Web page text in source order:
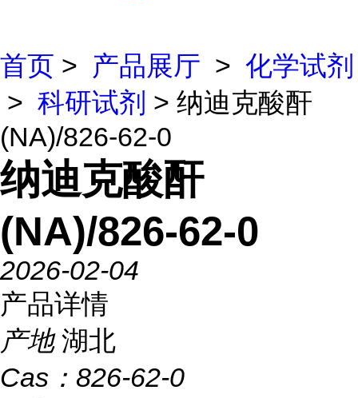
首页 > 产品展厅 > 化学试剂
> 科研试剂 > 纳迪克酸酐
(NA)/826-62-0
纳迪克酸酐
(NA)/826-62-0
2026-02-04
产品详情
产地 湖北
Cas： 826-62-0